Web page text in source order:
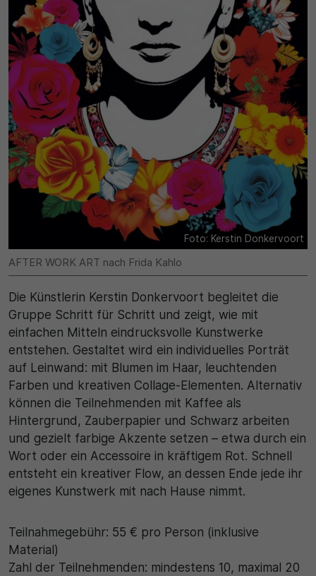
Foto: Kerstin Donkervoort
AFTER WORK ART nach Frida Kahlo
Die Künstlerin Kerstin Donkervoort begleitet die
Gruppe Schritt für Schritt und zeigt, wie mit
einfachen Mitteln eindrucksvolle Kunstwerke
entstehen. Gestaltet wird ein individuelles Porträt
auf Leinwand: mit Blumen im Haar, leuchtenden
Farben und kreativen Collage-Elementen. Alternativ
können die Teilnehmenden mit Kaffee als
Hintergrund, Zauberpapier und Schwarz arbeiten
und gezielt farbige Akzente setzen – etwa durch ein
Wort oder ein Accessoire in kräftigem Rot. Schnell
entsteht ein kreativer Flow, an dessen Ende jede ihr
eigenes Kunstwerk mit nach Hause nimmt.
Teilnahmegebühr: 55 € pro Person (inklusive
Material)
Zahl der Teilnehmenden: mindestens 10, maximal 20
30 Minuten
Zweck
Wird für statistische Zwecke verwendet, um
vorübergehende Daten des Besuchs zu speichern.